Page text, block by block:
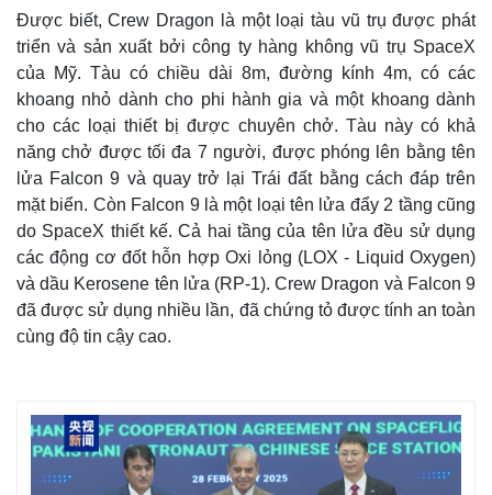
Kinh tế
Bất động sản
Khởi nghiệp
Thị trường
Giá vàng
Tiêu dùng
Tỷ giá
Chứng khoán
Giá cà phê
Được biết, Crew Dragon là một loại tàu vũ trụ được phát
triển và sản xuất bởi công ty hàng không vũ trụ SpaceX
của Mỹ. Tàu có chiều dài 8m, đường kính 4m, có các
khoang nhỏ dành cho phi hành gia và một khoang dành
cho các loại thiết bị được chuyên chở. Tàu này có khả
năng chở được tối đa 7 người, được phóng lên bằng tên
lửa Falcon 9 và quay trở lại Trái đất bằng cách đáp trên
mặt biển. Còn Falcon 9 là một loại tên lửa đẩy 2 tầng cũng
do SpaceX thiết kế. Cả hai tầng của tên lửa đều sử dụng
các động cơ đốt hỗn hợp Oxi lỏng (LOX - Liquid Oxygen)
và dầu Kerosene tên lửa (RP-1). Crew Dragon và Falcon 9
đã được sử dụng nhiều lần, đã chứng tỏ được tính an toàn
cùng độ tin cậy cao.